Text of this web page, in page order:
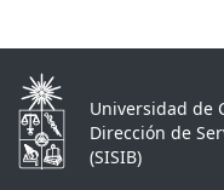
Universidad de
Dirección de
(SISIB)